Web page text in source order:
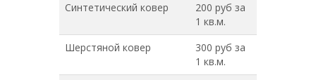
Синтетический ковер
200 руб за
1 кв.м.
Шерстяной ковер
300 руб за
1 кв.м.